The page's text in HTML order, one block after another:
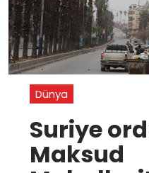
Dünya
Suriye
Maksud